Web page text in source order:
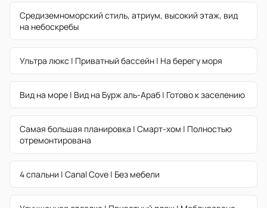
Средиземноморский стиль, атриум, высокий этаж, вид
на небоскребы
Ультра люкс | Приватный бассейн | На берегу моря
Вид на море | Вид на Бурж аль-Араб | Готово к заселению
Самая большая планировка | Смарт-хом | Полностью
отремонтирована
4 спальни | Canal Cove | Без мебели